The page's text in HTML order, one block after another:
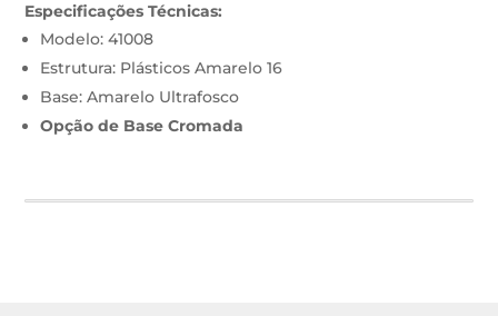
Especificações Técnicas:
Modelo: 41008
Estrutura: Plásticos Amarelo 16
Base: Amarelo Ultrafosco
Opção de Base Cromada